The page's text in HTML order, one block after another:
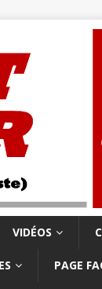
VIDÉOS
PAGE